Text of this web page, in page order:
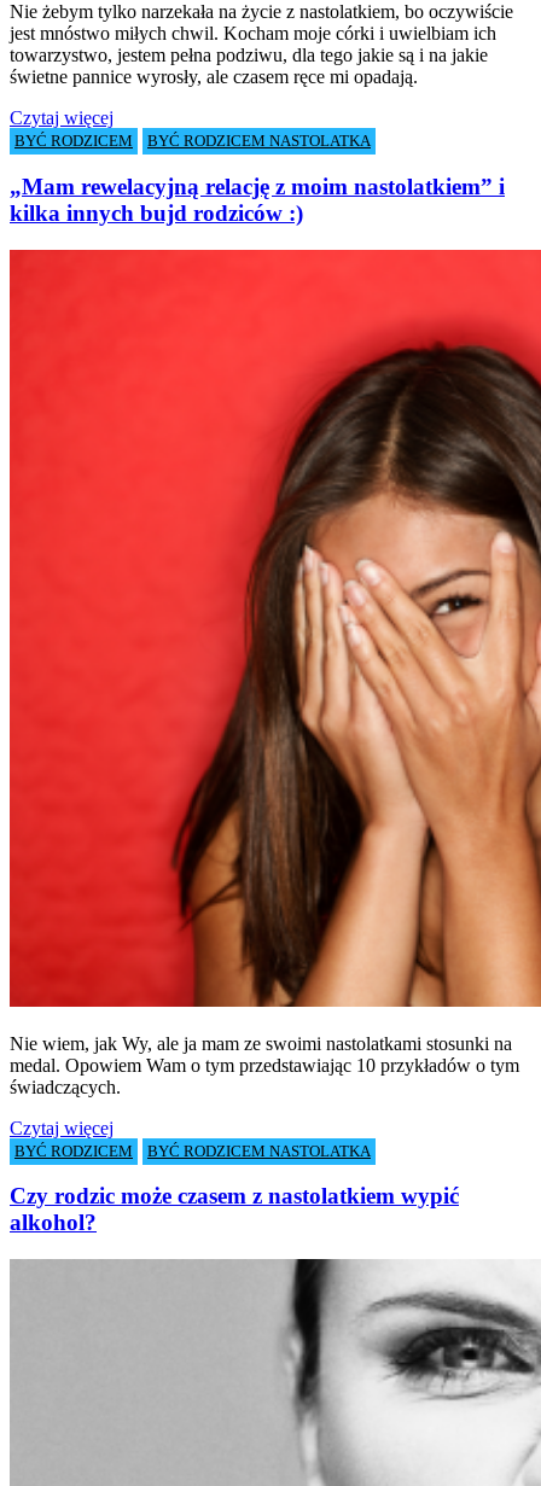
Nie żebym tylko narzekała na życie z nastolatkiem, bo oczywiście
jest mnóstwo miłych chwil. Kocham moje córki i uwielbiam ich
towarzystwo, jestem pełna podziwu, dla tego jakie są i na jakie
świetne pannice wyrosły, ale czasem ręce mi opadają.
Czytaj więcej
BYĆ RODZICEM BYĆ RODZICEM NASTOLATKA
„Mam rewelacyjną relację z moim nastolatkiem” i
kilka innych bujd rodziców :)
Nie wiem, jak Wy, ale ja mam ze swoimi nastolatkami stosunki na
medal. Opowiem Wam o tym przedstawiając 10 przykładów o tym
świadczących.
Czytaj więcej
BYĆ RODZICEM BYĆ RODZICEM NASTOLATKA
Czy rodzic może czasem z nastolatkiem wypić
alkohol?